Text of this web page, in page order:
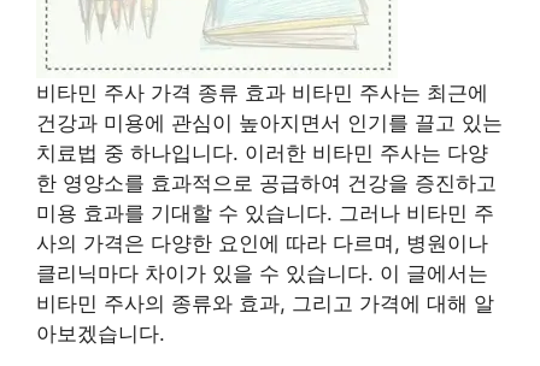
비타민 주사 가격 종류 효과 비타민 주사는 최근에
건강과 미용에 관심이 높아지면서 인기를 끌고 있는
치료법 중 하나입니다. 이러한 비타민 주사는 다양
한 영양소를 효과적으로 공급하여 건강을 증진하고
미용 효과를 기대할 수 있습니다. 그러나 비타민 주
사의 가격은 다양한 요인에 따라 다르며, 병원이나
클리닉마다 차이가 있을 수 있습니다. 이 글에서는
비타민 주사의 종류와 효과, 그리고 가격에 대해 알
아보겠습니다.